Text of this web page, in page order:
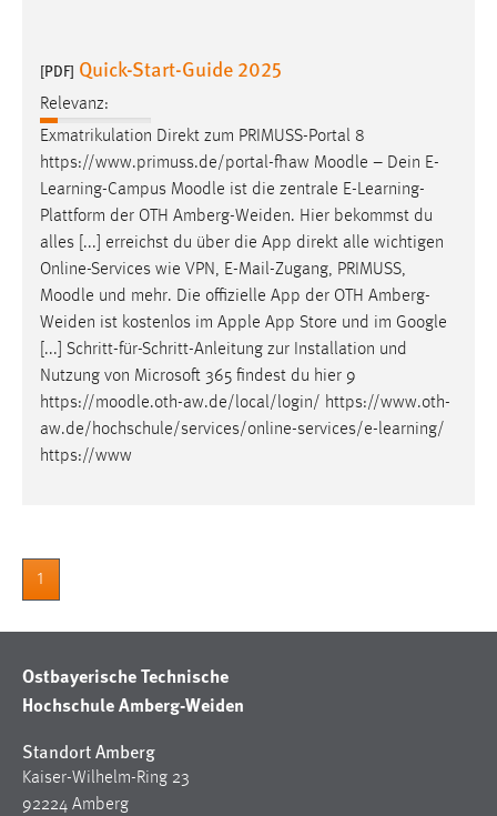
[PDF] Quick-Start-Guide 2025
Relevanz:
Exmatrikulation Direkt zum PRIMUSS-Portal 8
https://www.primuss.de/portal-fhaw Moodle – Dein E-
Learning-Campus Moodle ist die zentrale E-Learning-
Plattform der OTH Amberg-Weiden. Hier bekommst du
alles [...] erreichst du über die App direkt alle wichtigen
Online-Services wie VPN, E-Mail-Zugang, PRIMUSS,
Moodle und mehr. Die offizielle App der OTH Amberg-
Weiden ist kostenlos im Apple App Store und im Google
[...] Schritt-für-Schritt-Anleitung zur Installation und
Nutzung von Microsoft 365 findest du hier 9
https://moodle.oth-aw.de/local/login/ https://www.oth-
aw.de/hochschule/services/online-services/e-learning/
https://www
1
Ostbayerische Technische
Hochschule Amberg-Weiden
Standort Amberg
Kaiser-Wilhelm-Ring 23
92224 Amberg